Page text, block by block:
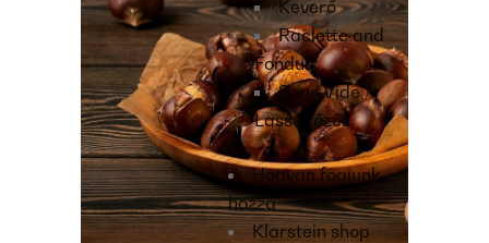
Keverő
Raclette and
Fondue
Sous Vide /
Lassú főzés
Hogyan fogjunk
hozzá
Klarstein shop